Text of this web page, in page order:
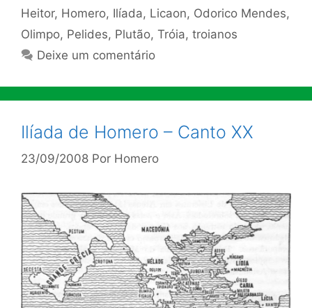
Heitor, Homero, Ilíada, Licaon, Odorico Mendes,
Olimpo, Pelides, Plutão, Tróia, troianos
Deixe um comentário
Ilíada de Homero – Canto XX
23/09/2008 Por Homero